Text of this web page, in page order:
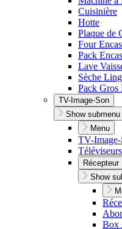
Cuisinière
Hotte
Plaque de
Four
Pack
Lave
Sèche
Pack Gros
TV-Image-Son
Show
Menu
TV-Image-
Téléviseurs
Show
Box